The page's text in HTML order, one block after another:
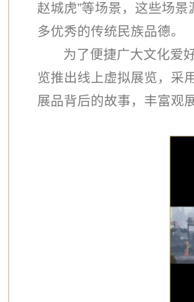
赵城虎”等场景，这些场
多优秀的传统民族品德。
为了便捷广大文化爱
览推出线上虚拟展览，采
展品背后的故事，丰富观